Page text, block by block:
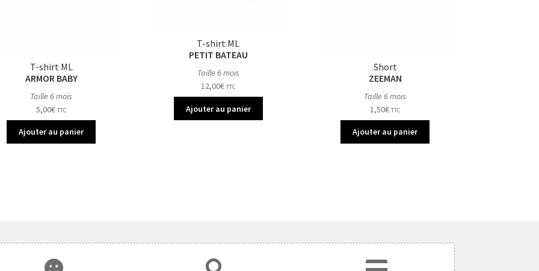
T-shirt ML
ARMOR BABY
Taille 6 mois
5,00€ TTC
Ajouter au panier
T-shirt ML
PETIT BATEAU
Taille 6 mois
12,00€ TTC
Ajouter au panier
Short
ZEEMAN
Taille 6 mois
1,50€ TTC
Ajouter au panier